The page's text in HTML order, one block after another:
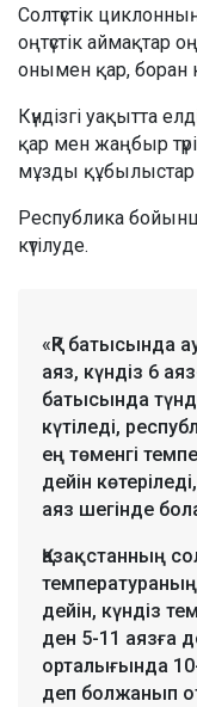
Солтүстік
оңтүстік аймақтар
онымен қар, боран
Күндізгі уақытта
қар мен жаңбыр
мұзды
Республика
күтілуде.
«ҚР батысында
аяз, күндіз 6
батысында
күтіледі,
ең төменгі
дейін
аяз шегінде
Қазақстанның
дейін, күндіз
ден 5-11 аязға
орталығында
деп болжанып